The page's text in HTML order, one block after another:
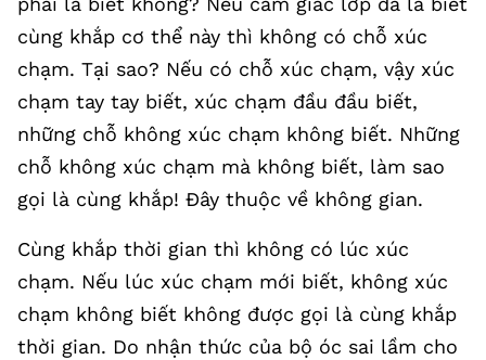
cùng khắp cơ thể này thì không có chỗ xúc
chạm. Tại sao? Nếu có chỗ xúc chạm, vậy xúc
chạm tay tay biết, xúc chạm đầu đầu biết,
những chỗ không xúc chạm không biết. Những
chỗ không xúc chạm mà không biết, làm sao
gọi là cùng khắp! Đây thuộc về không gian.
Cùng khắp thời gian thì không có lúc xúc
chạm. Nếu lúc xúc chạm mới biết, không xúc
chạm không biết không được gọi là cùng khắp
thời gian. Do nhận thức của bộ óc sai lầm cho